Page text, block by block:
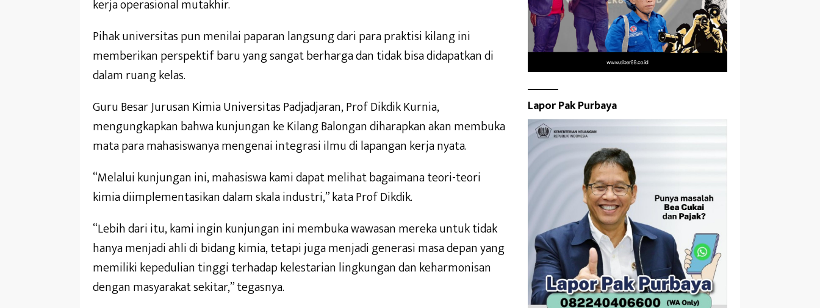
kerja operasional mutakhir.
Pihak universitas pun menilai paparan langsung dari para praktisi kilang ini
memberikan perspektif baru yang sangat berharga dan tidak bisa didapatkan di
dalam ruang kelas.
Guru Besar Jurusan Kimia Universitas Padjadjaran, Prof Dikdik Kurnia,
mengungkapkan bahwa kunjungan ke Kilang Balongan diharapkan akan membuka
mata para mahasiswanya mengenai integrasi ilmu di lapangan kerja nyata.
“Melalui kunjungan ini, mahasiswa kami dapat melihat bagaimana teori-teori
kimia diimplementasikan dalam skala industri,” kata Prof Dikdik.
“Lebih dari itu, kami ingin kunjungan ini membuka wawasan mereka untuk tidak
hanya menjadi ahli di bidang kimia, tetapi juga menjadi generasi masa depan yang
memiliki kepedulian tinggi terhadap kelestarian lingkungan dan keharmonisan
dengan masyarakat sekitar,” tegasnya.
Lapor Pak Purbaya